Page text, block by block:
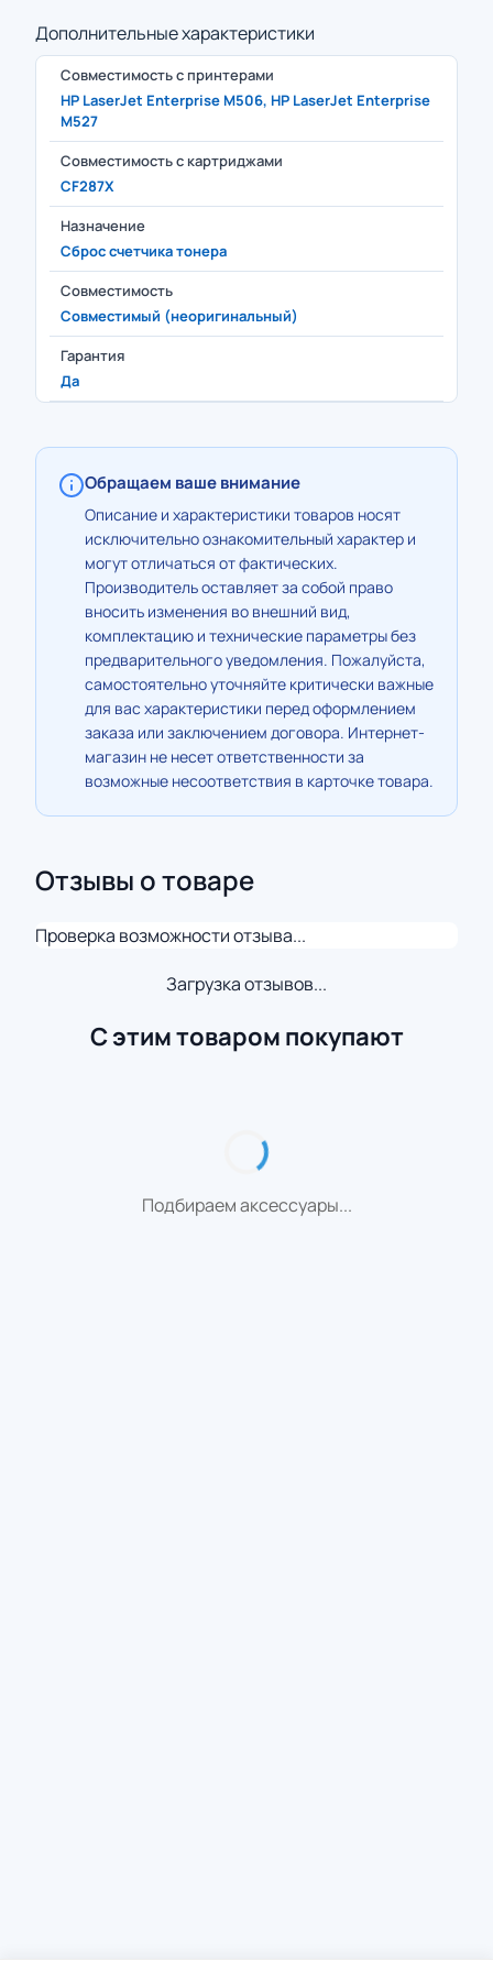
Дополнительные характеристики
Совместимость с принтерами
HP LaserJet Enterprise M506, HP LaserJet Enterprise
M527
Совместимость с картриджами
CF287X
Назначение
Сброс счетчика тонера
Совместимость
Совместимый (неоригинальный)
Гарантия
Да
Обращаем ваше внимание
Описание и характеристики товаров носят
исключительно ознакомительный характер и
могут отличаться от фактических.
Производитель оставляет за собой право
вносить изменения во внешний вид,
комплектацию и технические параметры без
предварительного уведомления. Пожалуйста,
самостоятельно уточняйте критически важные
для вас характеристики перед оформлением
заказа или заключением договора. Интернет-
магазин не несет ответственности за
возможные несоответствия в карточке товара.
Отзывы о товаре
Проверка возможности отзыва...
Загрузка отзывов...
С этим товаром покупают
Подбираем аксессуары...